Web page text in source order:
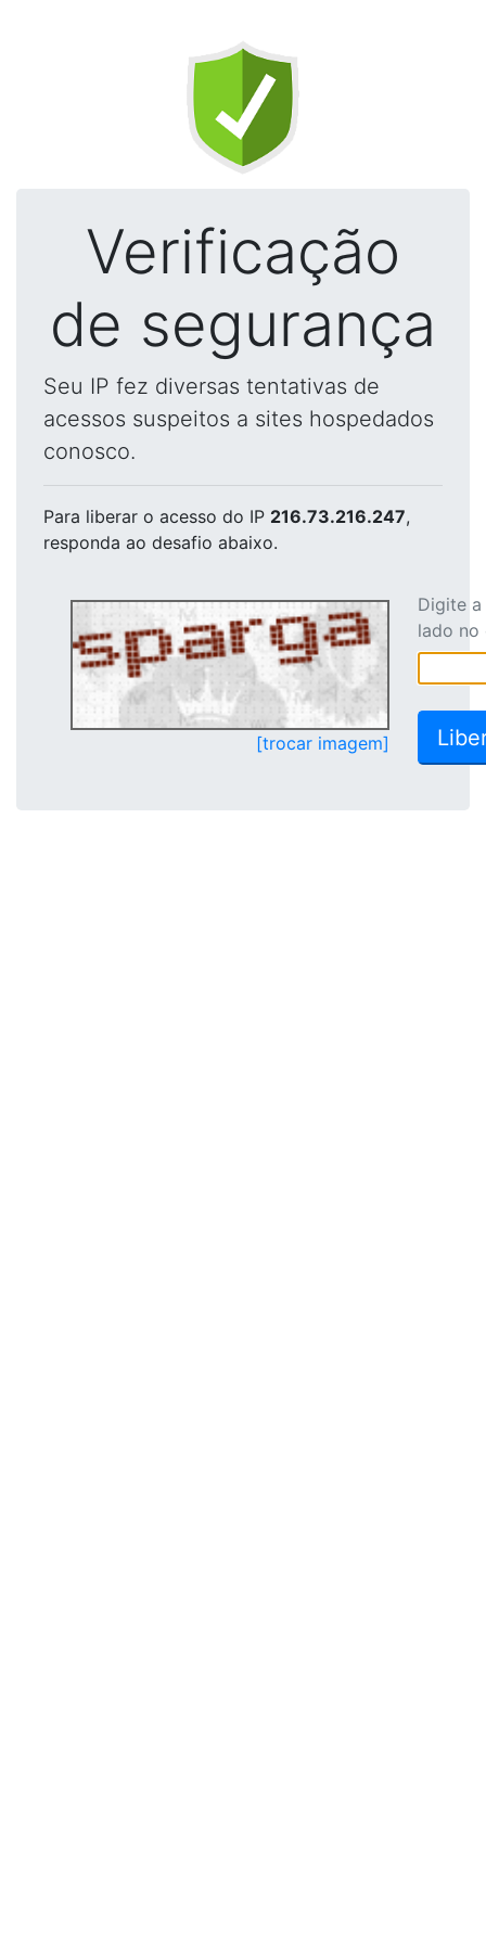
Verificação
de segurança
Seu IP fez diversas tentativas de
acessos suspeitos a sites hospedados
conosco.
Para liberar o acesso do IP 216.73.216.247,
responda ao desafio abaixo.
[trocar imagem]
Digite
lado no